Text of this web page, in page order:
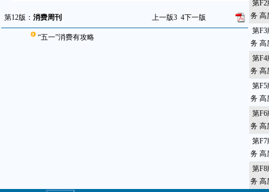
第12版： 消费周刊 上一版3 4下一版
“五一”消费有攻略
第F2
务 高
第F3
务 高
第F4
务 高
第F5
务 高
第F6
务 高
第F7
务 高
第F8
务 高